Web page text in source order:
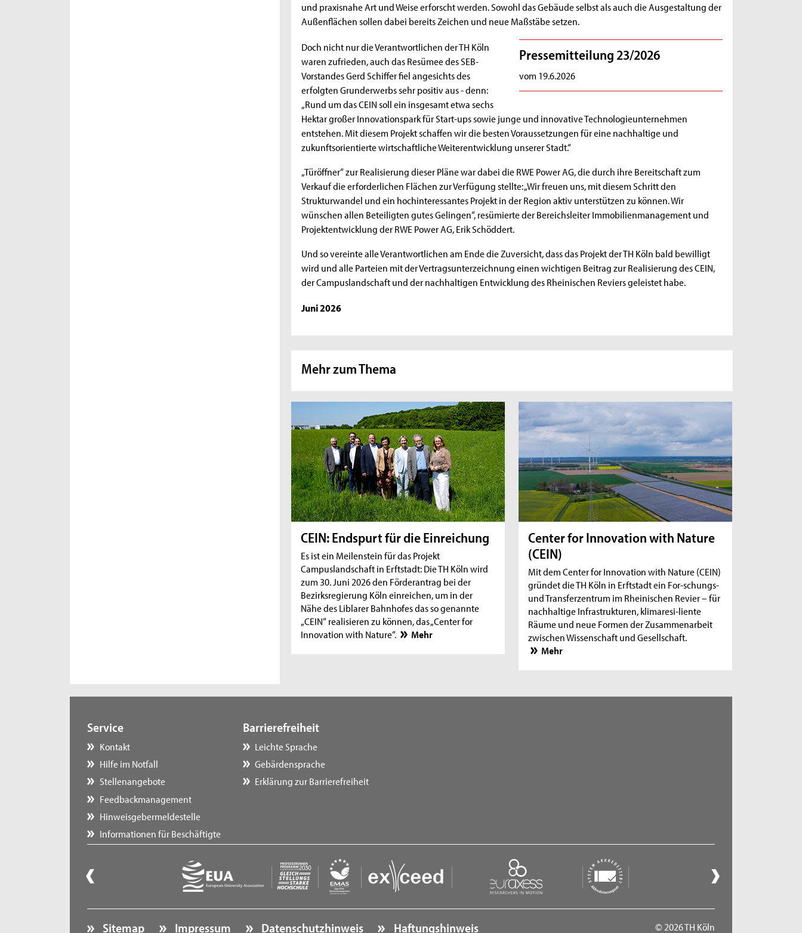
und praxisnahe Art und Weise erforscht werden. Sowohl das Gebäude selbst als auch die Ausgestaltung der
Außenflächen sollen dabei bereits Zeichen und neue Maßstäbe setzen.
Pressemitteilung 23/2026
vom 19.6.2026
Doch nicht nur die Verantwortlichen der TH Köln
waren zufrieden, auch das Resümee des SEB-
Vorstandes Gerd Schiffer fiel angesichts des
erfolgten Grunderwerbs sehr positiv aus - denn:
„Rund um das CEIN soll ein insgesamt etwa sechs
Hektar großer Innovationspark für Start-ups sowie junge und innovative Technologieunternehmen
entstehen. Mit diesem Projekt schaffen wir die besten Voraussetzungen für eine nachhaltige und
zukunftsorientierte wirtschaftliche Weiterentwicklung unserer Stadt.“
„Türöffner“ zur Realisierung dieser Pläne war dabei die RWE Power AG, die durch ihre Bereitschaft zum
Verkauf die erforderlichen Flächen zur Verfügung stellte: „Wir freuen uns, mit diesem Schritt den
Strukturwandel und ein hochinteressantes Projekt in der Region aktiv unterstützen zu können. Wir
wünschen allen Beteiligten gutes Gelingen“, resümierte der Bereichsleiter Immobilienmanagement und
Projektentwicklung der RWE Power AG, Erik Schöddert.
Und so vereinte alle Verantwortlichen am Ende die Zuversicht, dass das Projekt der TH Köln bald bewilligt
wird und alle Parteien mit der Vertragsunterzeichnung einen wichtigen Beitrag zur Realisierung des CEIN,
der Campuslandschaft und der nachhaltigen Entwicklung des Rheinischen Reviers geleistet habe.
Juni 2026
Mehr zum Thema
CEIN: Endspurt für die Einreichung
Es ist ein Meilenstein für das Projekt
Campuslandschaft in Erftstadt: Die TH Köln wird
zum 30. Juni 2026 den Förderantrag bei der
Bezirksregierung Köln einreichen, um in der
Nähe des Liblarer Bahnhofes das so genannte
„CEIN“ realisieren zu können, das „Center for
Innovation with Nature“.
Mehr
Center for Innovation with Nature
(CEIN)
Mit dem Center for Innovation with Nature (CEIN)
gründet die TH Köln in Erftstadt ein For-schungs-
und Transferzentrum im Rheinischen Revier – für
nachhaltige Infrastrukturen, klimaresi-liente
Räume und neue Formen der Zusammenarbeit
zwischen Wissenschaft und Gesellschaft.
Mehr
Service
Kontakt
Hilfe im Notfall
Stellenangebote
Feedbackmanagement
Hinweisgebermeldestelle
Informationen für Beschäftigte
Barrierefreiheit
Leichte Sprache
Gebärdensprache
Erklärung zur Barrierefreiheit
Sitemap Impressum Datenschutzhinweis Haftungshinweis © 2026 TH Köln